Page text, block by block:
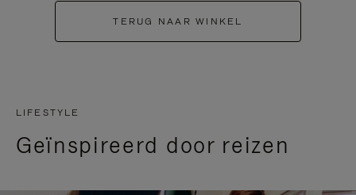
TERUG NAAR WINKEL
LIFESTYLE
Geïnspireerd door reizen